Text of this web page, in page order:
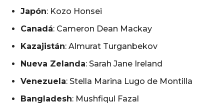
Japón: Kozo Honsei
Canadá: Cameron Dean Mackay
Kazajistán: Almurat Turganbekov
Nueva Zelanda: Sarah Jane Ireland
Venezuela: Stella Marina Lugo de Montilla
Bangladesh: Mushfiqul Fazal